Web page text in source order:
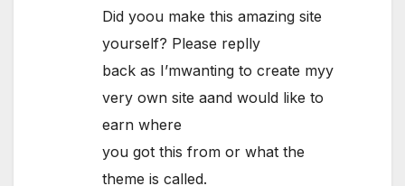
Did yoou make this amazing site
yourself? Please replly
back as I’mwanting to create myy
very own site aand would like to
earn where
you got this from or what the
theme is called.